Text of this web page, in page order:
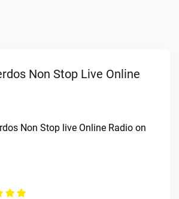
Non Stop Live Online
Non Stop live Online Radio on